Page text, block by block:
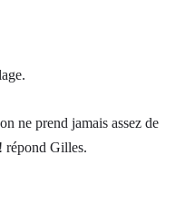
ne prend jamais assez de
répond Gilles.